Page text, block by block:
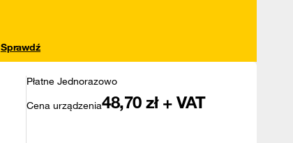
Sprawdź
Płatne Jednorazowo
Cena urządzenia48,70 zł + VAT